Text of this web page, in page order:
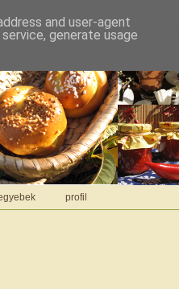
profil
and user-agent
generate usage